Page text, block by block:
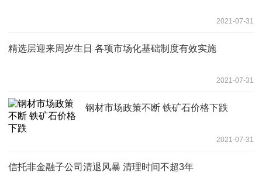
2021-07-31
精选层迎来周岁生日 各项市场化基础制度有效实施
2021-07-31
钢材市场政策不断 铁矿石价格下跌
2021-07-31
信托非金融子公司清退风暴 清理时间不超3年